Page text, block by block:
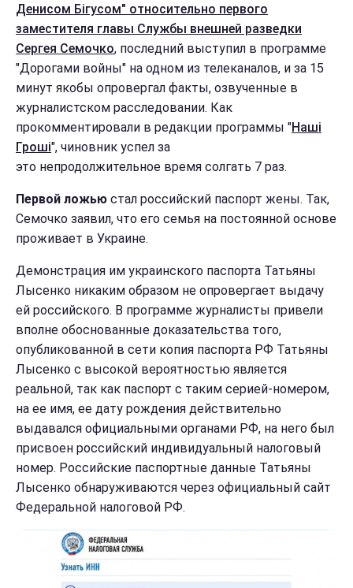
Денисом Бігусом" относительно первого
заместителя главы Службы внешней разведки
Сергея Семочко, последний выступил в программе
"Дорогами войны" на одном из телеканалов, и за 15
минут якобы опровергал факты, озвученные в
журналистском расследовании. Как
прокомментировали в редакции программы "Наші
Гроші", чиновник успел за
это непродолжительное время солгать 7 раз.
Первой ложью стал российский паспорт жены. Так,
Семочко заявил, что его семья на постоянной основе
проживает в Украине.
Демонстрация им украинского паспорта Татьяны
Лысенко никаким образом не опровергает выдачу
ей российского. В программе журналисты привели
вполне обоснованные доказательства того,
опубликованной в сети копия паспорта РФ Татьяны
Лысенко с высокой вероятностью является
реальной, так как паспорт с таким серией-номером,
на ее имя, ее дату рождения действительно
выдавался официальными органами РФ, на него был
присвоен российский индивидуальный налоговый
номер. Российские паспортные данные Татьяны
Лысенко обнаруживаются через официальный сайт
Федеральной налоговой РФ.